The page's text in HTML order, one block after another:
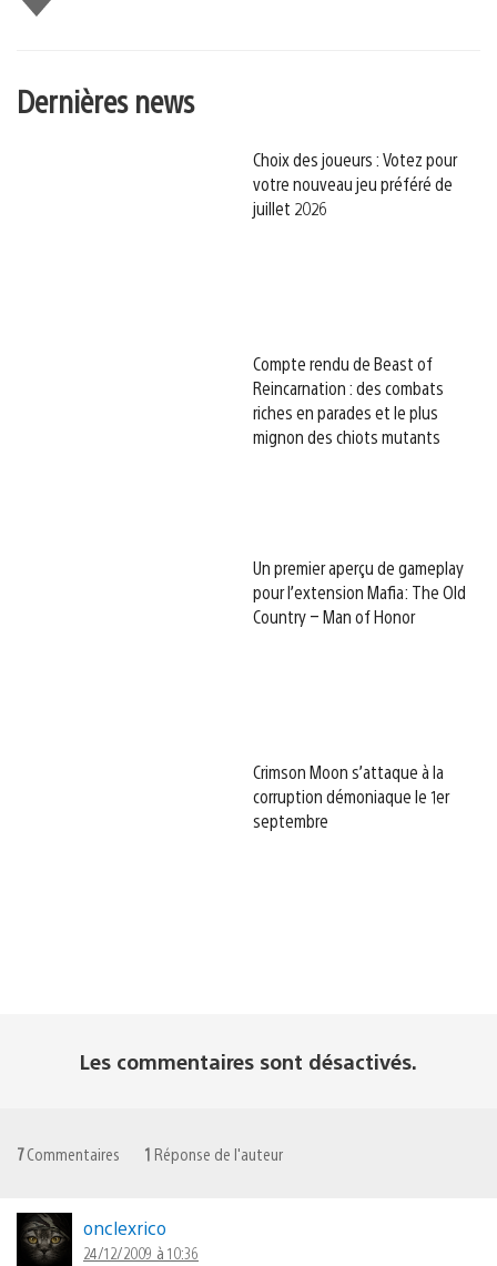
Dernières news
Choix des joueurs : Votez pour
votre nouveau jeu préféré de
juillet 2026
Compte rendu de Beast of
Reincarnation : des combats
riches en parades et le plus
mignon des chiots mutants
Un premier aperçu de gameplay
pour l’extension Mafia: The Old
Country – Man of Honor
Crimson Moon s’attaque à la
corruption démoniaque le 1er
septembre
Les commentaires sont désactivés.
7Commentaires 1 Réponse de l'auteur
onclexrico
24/12/2009 à 10:36